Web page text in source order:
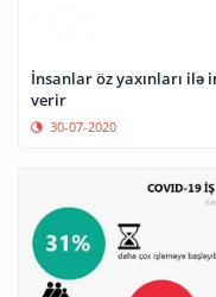
İnsanlar öz yaxınları
verir
30-07-2020